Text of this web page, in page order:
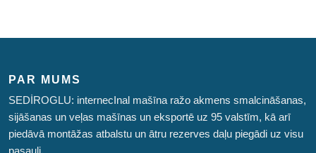
PAR MUMS
SEDİROGLU: internecInal mašīna ražo akmens smalcināšanas,
sijāšanas un veļas mašīnas un eksportē uz 95 valstīm, kā arī
piedāvā montāžas atbalstu un ātru rezerves daļu piegādi uz visu